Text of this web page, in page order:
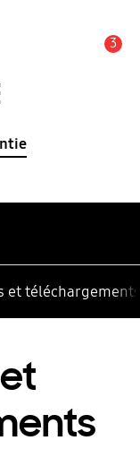
3
et téléchargements